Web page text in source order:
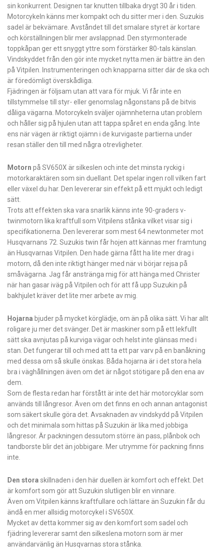
sin konkurrent. Designen tar knutten tillbaka drygt 30 år i tiden.
Motorcykeln känns mer kompakt och du sitter mer i den. Suzukis
sadel är bekvämare. Avståndet till det smalare styret är kortare
och körställningen blir mer avslappnad. Den styrmonterade
toppkåpan ger ett snyggt yttre som förstärker 80-tals känslan.
Vindskyddet från den gör inte mycket nytta men är bättre än den
på Vitpilen. Instrumenteringen och knapparna sitter där de ska och
är föredömligt överskådliga.
Fjädringen är följsam utan att vara för mjuk. Vi får inte en
tillstymmelse till styr- eller genomslag någonstans på de bitvis
dåliga vägarna. Motorcykeln sväljer ojämnheterna utan problem
och håller sig på hjulen utan att tappa spåret en enda gång. Inte
ens när vägen är riktigt ojämn i de kurvigaste partierna under
resan ställer den till med några otrevligheter.
Motorn på SV650X är silkeslen och inte det minsta ryckig i
motorkaraktären som sin duellant. Det spelar ingen roll vilken fart
eller växel du har. Den levererar sin effekt på ett mjukt och ledigt
sätt.
Trots att effekten ska vara snarlik känns inte 90-graders v-
twinmotorn lika kraftfull som Vitpilens stånka vilket visar sig i
specifikationerna. Den levererar som mest 64 newtonmeter mot
Husqvarnans 72. Suzukis twin får hojen att kännas mer framtung
än Husqvarnas Vitpilen. Den hade gärna fått ha lite mer drag i
motorn, då den inte riktigt hänger med när vi börjar rejsa på
småvägarna. Jag får anstränga mig för att hänga med Christer
när han gasar iväg på Vitpilen och för att få upp Suzukin på
bakhjulet kräver det lite mer arbete av mig.
Hojarna bjuder på mycket körglädje, om än på olika sätt. Vi har allt
roligare ju mer det svänger. Det är maskiner som på ett lekfullt
sätt ska avnjutas på kurviga vägar och helst inte glänsas med i
stan. Det fungerar till och med att ta ett par varv på en banåkning
med dessa om så skulle önskas. Båda hojarna är i det stora hela
bra i väghållningen även om det är något stötigare på den ena av
dem.
Som de flesta redan har förstått är inte det här motorcyklar som
används till långresor. Även om det finns en och annan antagonist
som säkert skulle göra det. Avsaknaden av vindskydd på Vitpilen
och det minimala som hittas på Suzukin är lika med jobbiga
långresor. Är packningen dessutom större än pass, plånbok och
tandborste blir det än jobbigare. Mer utrymme för packning finns
inte.
Den stora skillnaden i den här duellen är komfort och effekt. Det
är komfort som gör att Suzukin slutligen blir en vinnare.
Även om Vitpilen känns kraftfullare och lättare än Suzukin får du
ändå en mer allsidig motorcykel i SV650X.
Mycket av detta kommer sig av den komfort som sadel och
fjädring levererar samt den silkeslena motorn som är mer
användarvänlig än Husqvarnas stora stånka.